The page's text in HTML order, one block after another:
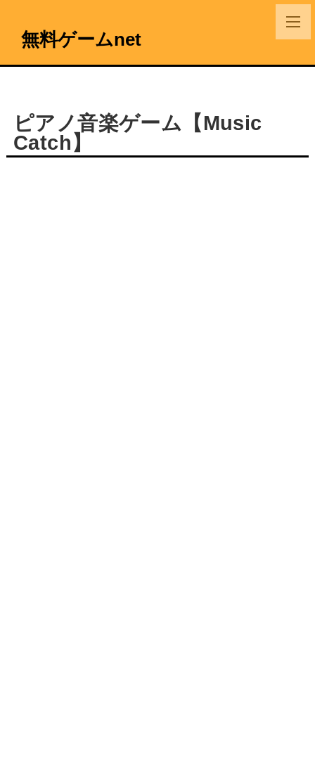
無料ゲームnet
ピアノ音楽ゲーム【Music
Catch】